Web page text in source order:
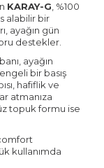
KARAY-G, %100
alabilir bir
ayağın gün
destekler.
ayağın
bir basış
hafiflik ve
atmanıza
topuk formu ise
kullanımda